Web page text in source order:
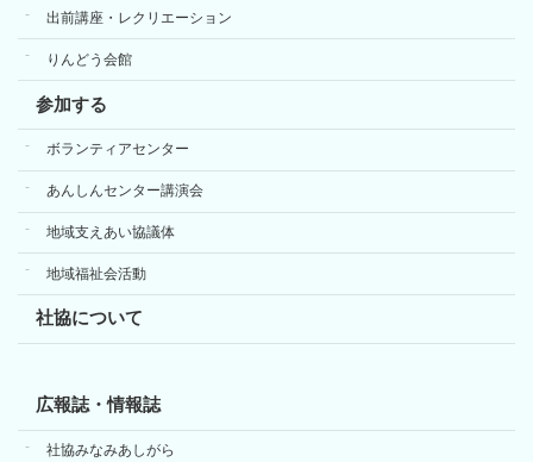
出前講座・レクリエーション
りんどう会館
参加する
ボランティアセンター
あんしんセンター講演会
地域支えあい協議体
地域福祉会活動
社協について
広報誌・情報誌
社協みなみあしがら